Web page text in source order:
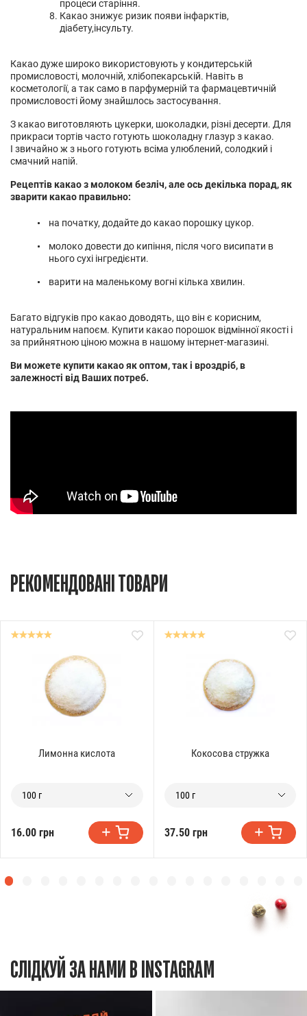
процеси старіння.
Какао знижує ризик появи інфарктів,
діабету,інсульту.
Какао дуже широко використовують у кондитерській
промисловості, молочній, хлібопекарській. Навіть в
косметології, а так само в парфумерній та фармацевтичній
промисловості йому знайшлось застосування.
З какао виготовляють цукерки, шоколадки, різні десерти. Для
прикраси тортів часто готують шоколадну глазур з какао.
І звичайно ж з нього готують всіма улюблений, солодкий і
смачний напій.
Рецептів какао з молоком безліч, але ось декілька порад, як
зварити какао правильно:
на початку, додайте до какао порошку цукор.
молоко довести до кипіння, після чого висипати в
нього сухі інгредієнти.
варити на маленькому вогні кілька хвилин.
Багато відгуків про какао доводять, що він є корисним,
натуральним напоєм. Купити какао порошок відмінної якості і
за прийнятною ціною можна в нашому інтернет-магазині.
Ви можете купити какао як оптом, так і вроздріб, в
залежності від Ваших потреб.
РЕКОМЕНДОВАНІ ТОВАРИ
Лимонна кислота
100 г
16.00 грн
Кокосова стружка
100 г
37.50 грн
СЛІДКУЙ ЗА НАМИ В INSTAGRAM